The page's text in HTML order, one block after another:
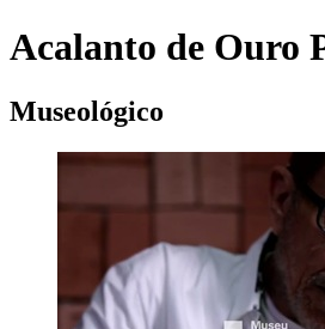
Acalanto de Ouro
Museológico